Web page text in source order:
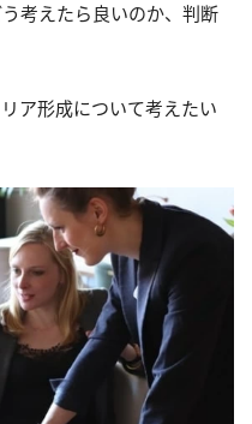
考えたら良いのか、判断
ア形成について考えたい